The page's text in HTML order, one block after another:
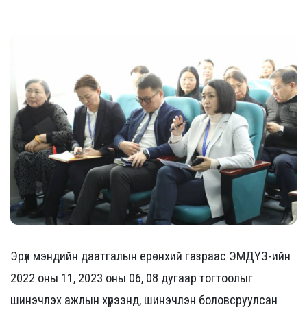
Эрүүл мэндийн даатгалын ерөнхий газраас ЭМДҮЗ-ийн
2022 оны 11, 2023 оны 06, 08 дугаар тогтоолыг
шинэчлэх ажлын хүрээнд, шинэчлэн боловсруулсан